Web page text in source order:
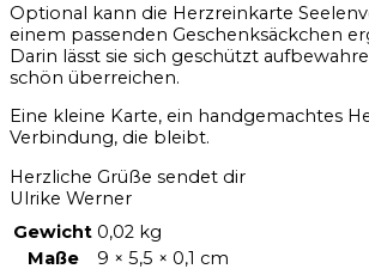
Optional kann die Herzreinkarte
einem passenden Geschenksäckchen
Darin lässt sie sich geschützt
schön überreichen.
Eine kleine Karte, ein handgemachtes
Verbindung, die bleibt.
Herzliche Grüße sendet dir
Ulrike Werner
Gewicht 0,02 kg
Maße
9 × 5,5 × 0,1 cm